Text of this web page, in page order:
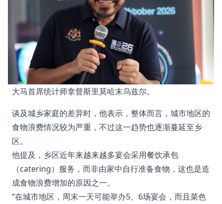
大马首席统计师拿督斯里莫哈末乌兹尔。
谈及城乡家庭的差异时，他表示，整体而言，城市地区的
食物浪费情况较为严重，不过这一趋势也逐渐蔓延至乡
区。
他提及，乡区近年来越来越多宴会采用餐饮承包
（catering）服务，而非由家中自行准备食物，这也是造
成食物浪费增加的原因之一。
“在城市地区，周末一天可能举办5、6场宴会，而且菜色